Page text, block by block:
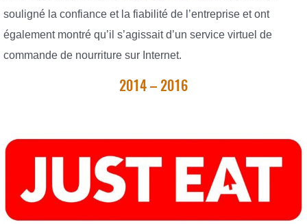
souligné la confiance et la fiabilité de l’entreprise et ont
également montré qu’il s’agissait d’un service virtuel de
commande de nourriture sur Internet.
2014 – 2016